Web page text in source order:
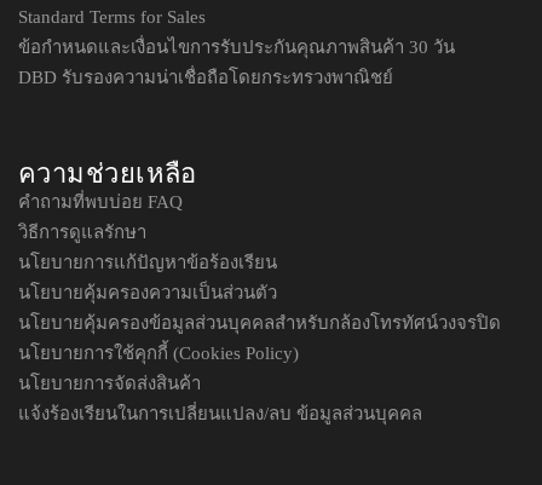
Standard Terms for Sales
ข้อกำหนดและเงื่อนไขการรับประกันคุณภาพสินค้า 30 วัน
DBD รับรองความน่าเชื่อถือโดยกระทรวงพาณิชย์
ความช่วยเหลือ
คำถามที่พบบ่อย FAQ
วิธีการดูแลรักษา
นโยบายการแก้ปัญหาข้อร้องเรียน
นโยบายคุ้มครองความเป็นส่วนตัว
นโยบายคุ้มครองข้อมูลส่วนบุคคลสำหรับกล้องโทรทัศน์วงจรปิด
นโยบายการใช้คุกกี้ (Cookies Policy)
นโยบายการจัดส่งสินค้า
แจ้งร้องเรียนในการเปลี่ยนแปลง/ลบ ข้อมูลส่วนบุคคล